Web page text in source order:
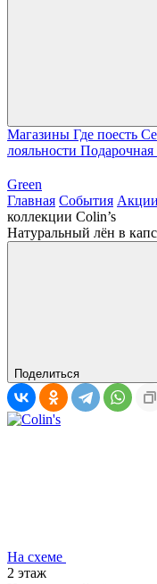
Магазины Где поесть
лояльности Подарочная
Green
Главная События Акции
коллекции Colin’s
Натуральный лён в
Поделиться
На схеме
2 этаж